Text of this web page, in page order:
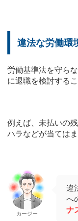
違法な労働環
労働基準法を守ら
に退職を検討する
例えば、未払いの
ハラなどが当てはま
カージー
違
へ
ナ